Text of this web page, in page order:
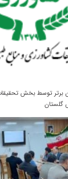
برتر توسط بخش
گلستان